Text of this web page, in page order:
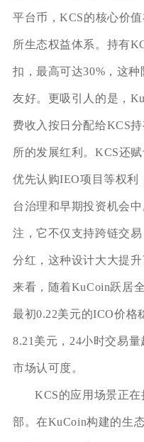
平台币，KCS的核心价
所生态权益体系。持有
扣，最高可达30%，这
友好。更吸引人的是，
费收入按日分配给KCS
所的发展红利。KCS还
优先认购IEO项目等权利
台治理和早期投资机会
注，它不仅支持跨链交
分红，这种设计大大提
来看，随着KuCoin跃居
最初0.22美元的ICO价格
8.21美元，24小时交易
市场认可度。
KCS的应用场景正
部。在KuCoin构建的生